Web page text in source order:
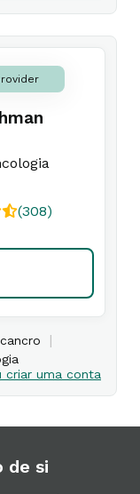
(308)
|
criar uma conta
de si